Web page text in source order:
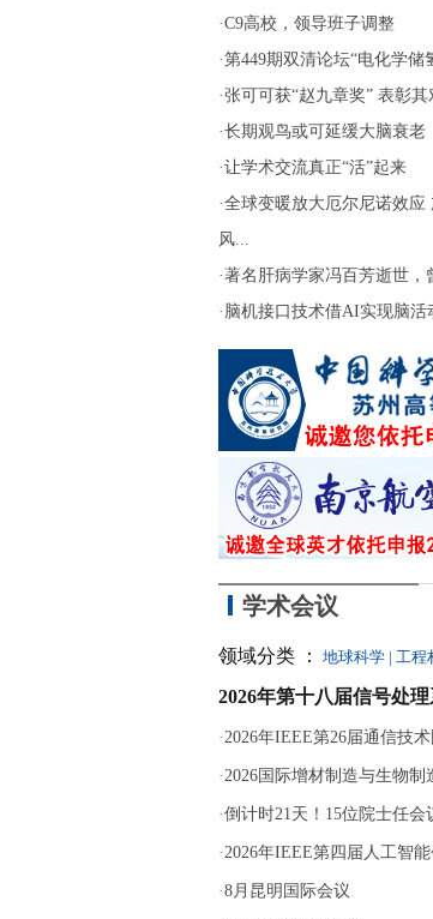
·C9高校，领导班子调整
·第449期双清论坛“电化学储
·张可可获“赵九章奖” 表彰
·长期观鸟或可延缓大脑衰老
·让学术交流真正“活”起来
·全球变暖放大厄尔尼诺效应
风...
·著名肝病学家冯百芳逝世，
· 脑机接口技术借AI实现脑活
学术会议
领域分类 ： 地球科学 | 工程
2026年第十八届信号处
·2026年IEEE第26届通信技
·2026国际增材制造与生物制
·倒计时21天！15位院士任
·2026年IEEE第四届人工智
·8月昆明国际会议